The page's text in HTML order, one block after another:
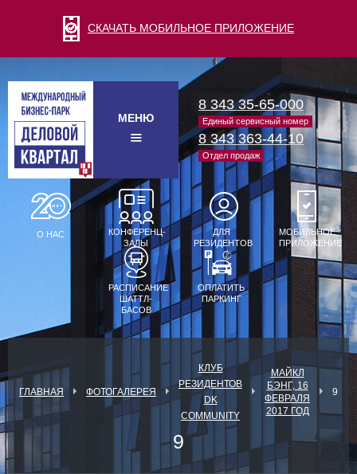
СКАЧАТЬ МОБИЛЬНОЕ ПРИЛОЖЕНИЕ
МЕНЮ
8 343 35-65-000
Единый сервисный номер
8 343 363-44-10
Отдел продаж
О НАС
КОНФЕРЕНЦ-
ЗАЛЫ
ДЛЯ
РЕЗИДЕНТОВ
МОБИЛЬНОЕ
ПРИЛОЖЕНИЕ
РАСПИСАНИЕ
ШАТТЛ-
БАСОВ
ОПЛАТИТЬ
ПАРКИНГ
ГЛАВНАЯ ФОТОГАЛЕРЕЯ
КЛУБ
РЕЗИДЕНТОВ
DK
COMMUNITY
МАЙКЛ
БЭНГ, 16
ФЕВРАЛЯ
2017 ГОД
9
9